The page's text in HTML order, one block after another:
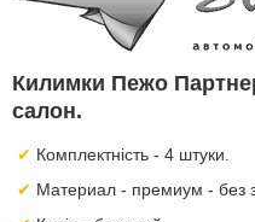
Килимки Пежо
салон.
Комплектність - 4 штуки.
Материал - премиум - без